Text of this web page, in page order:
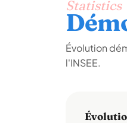
Statistics
Évolution
l'INSEE.